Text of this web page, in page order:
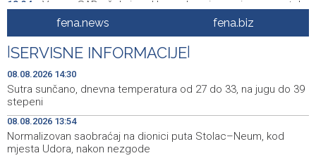
18:34
Vance: SAD očekuje od Irana da osigura siguran protok
nafte kroz Hormuški moreuz
18:21
Iranski šef sigurnosti: Hormuški moreuz će ostati
zatvoren dok SAD ne ispuni zahtjeve Teherana
18:09
Iran 'vrlo blizu' dogovora s Omanom o novoj Hormuškoj
brodskoj ruti
18:05
Koncertom Marije Šerifović večeras se zatvara
manifestacija 'Dani dijaspore Travnik 2026'
fena.news fena.biz
SERVISNE INFORMACIJE
08.08.2026 14:30
Sutra sunčano, dnevna temperatura od 27 do 33, na jugu do 39
stepeni
08.08.2026 13:54
Normalizovan saobraćaj na dionici puta Stolac–Neum, kod
mjesta Udora, nakon nezgode